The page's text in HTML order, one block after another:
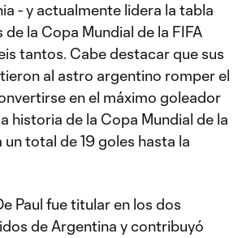
- y actualmente lidera la tabla
la Copa Mundial de la FIFA
tantos. Cabe destacar que sus
al astro argentino romper el
en el máximo goleador
historia de la Copa Mundial de la
un total de 19 goles hasta la
Paul fue titular en los dos
de Argentina y contribuyó